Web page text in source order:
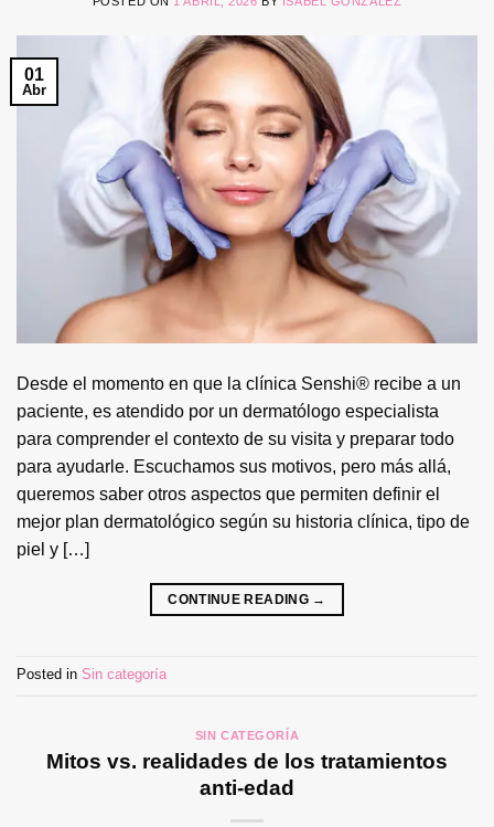
01
Abr
Desde el momento en que la clínica Senshi® recibe a un
paciente, es atendido por un dermatólogo especialista
para comprender el contexto de su visita y preparar todo
para ayudarle. Escuchamos sus motivos, pero más allá,
queremos saber otros aspectos que permiten definir el
mejor plan dermatológico según su historia clínica, tipo de
piel y […]
CONTINUE READING →
Posted in Sin categoría
SIN CATEGORÍA
Mitos vs. realidades de los tratamientos
anti-edad